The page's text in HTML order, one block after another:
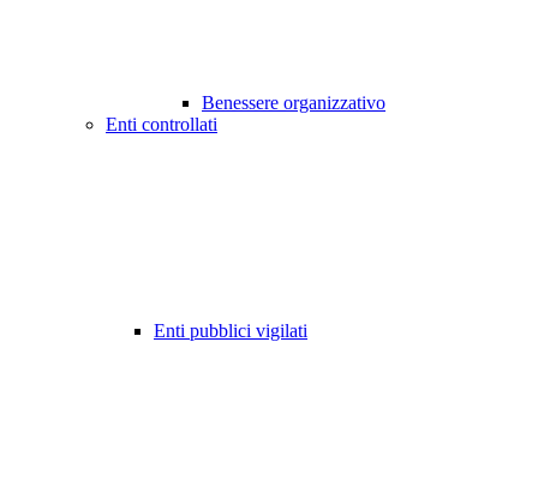
Benessere organizzativo
Enti controllati
Enti pubblici vigilati